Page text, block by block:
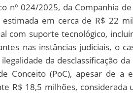
nº 024/2025, da Companhia
estimada em cerca de R$ 22
com suporte tecnológico,
nas instâncias judiciais, o
da desclassificação
Conceito (PoC), apesar de a
R$ 18,5 milhões, considerada